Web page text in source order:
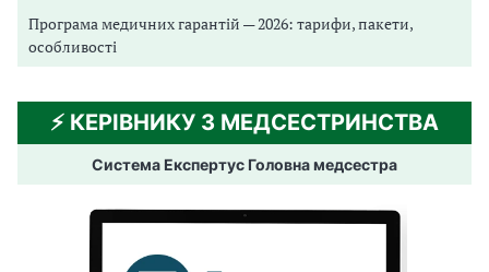
Програма медичних гарантій — 2026: тарифи, пакети,
особливості
⚡️ КЕРІВНИКУ З МЕДСЕСТРИНСТВА
Система Експертус Головна медсестра